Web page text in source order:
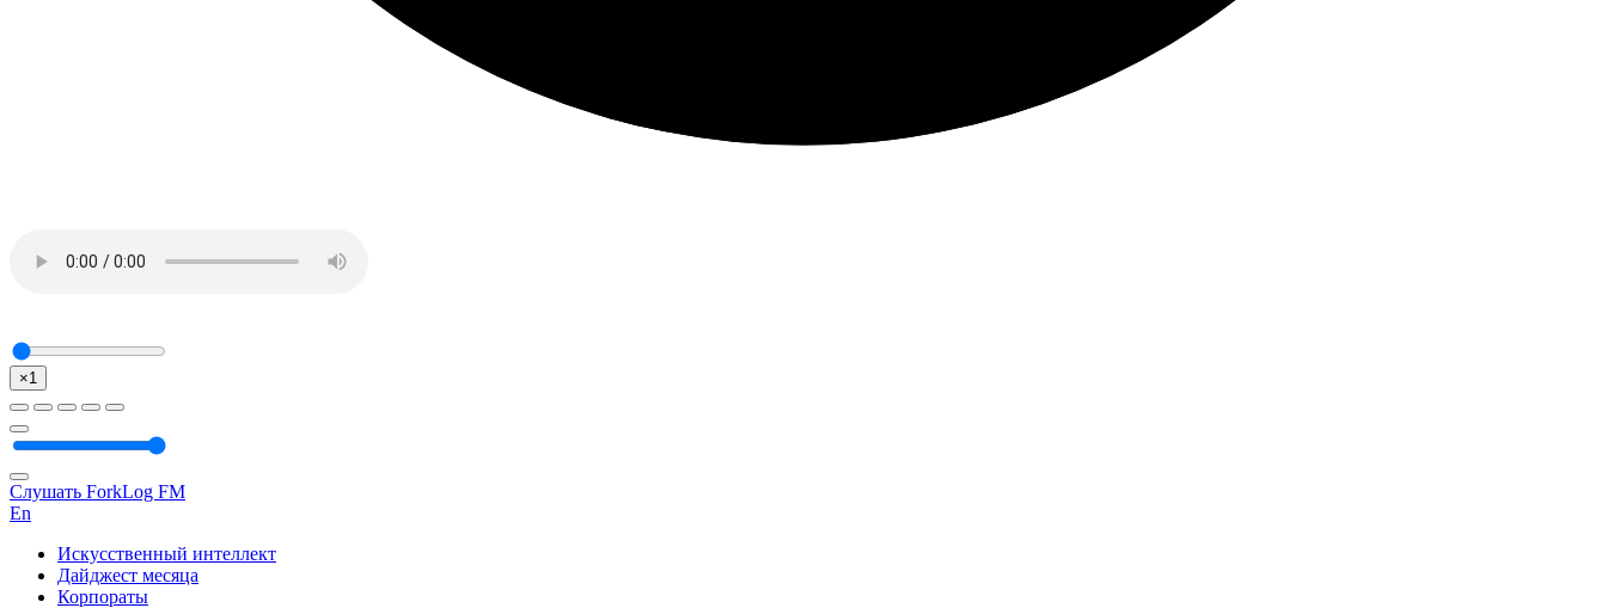
×1
Слушать ForkLog FM
En
Искусственный интеллект
Дайджест месяца
Корпораты